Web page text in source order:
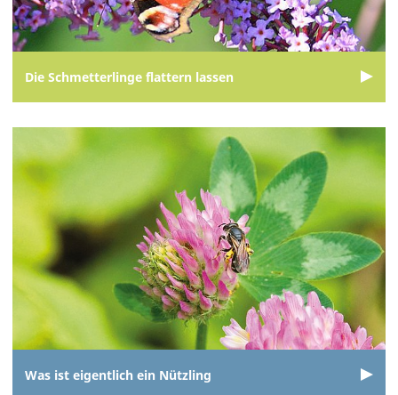
Die Schmetterlinge flattern lassen
Was ist eigentlich ein Nützling